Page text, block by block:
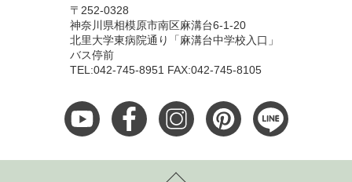
〒252-0328
神奈川県相模原市南区麻溝台6-1-20
北里大学東病院通り「麻溝台中学校入口」
バス停前
TEL:042-745-8951 FAX:042-745-8105